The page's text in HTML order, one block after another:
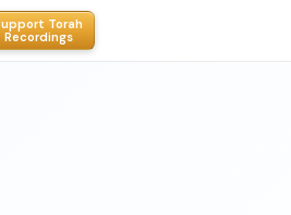
Torah
Recordings